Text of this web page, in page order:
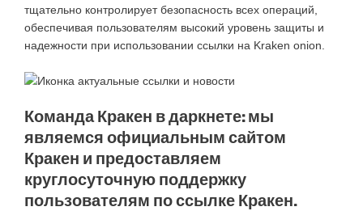
тщательно контролирует безопасность всех операций,
обеспечивая пользователям высокий уровень защиты и
надежности при использовании ссылки на Kraken onion.
Команда Кракен в даркнете: мы
являемся официальным сайтом
Кракен и предоставляем
круглосуточную поддержку
пользователям по ссылке Кракен.